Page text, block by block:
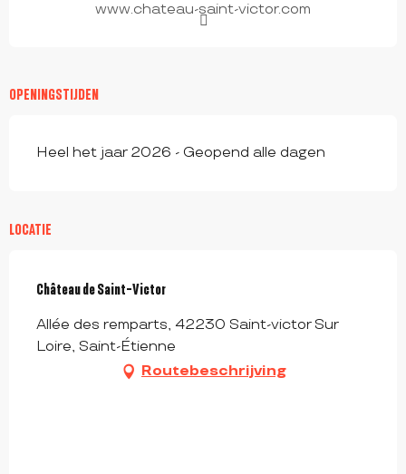
www.chateau-saint-victor.com
OPENINGSTIJDEN
Heel het jaar 2026 - Geopend alle dagen
LOCATIE
Château de Saint-Victor
Allée des remparts, 42230 Saint-victor Sur
Loire, Saint-Étienne
Routebeschrijving